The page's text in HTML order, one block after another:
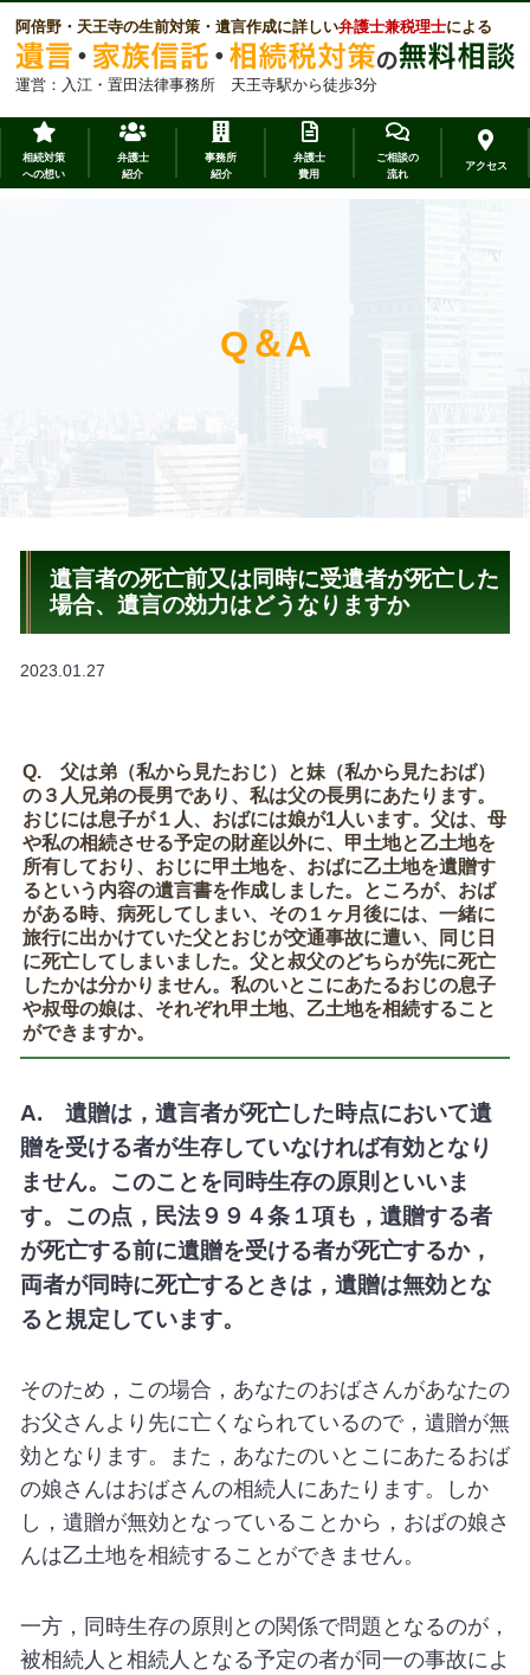
阿倍野・天王寺の生前対策・遺言作成に詳しい弁護士兼税理士による
運営：入江・置田法律事務所 天王寺駅から徒歩3分
相続対策
への想い
弁護士
紹介
事務所
紹介
弁護士
費用
ご相談の
流れ
アクセス
Q＆A
遺言者の死亡前又は同時に受遺者が死亡した
場合、遺言の効力はどうなりますか
2023.01.27
Q. 父は弟（私から見たおじ）と妹（私から見たおば）
の３人兄弟の長男であり、私は父の長男にあたります。
おじには息子が１人、おばには娘が1人います。父は、母
や私の相続させる予定の財産以外に、甲土地と乙土地を
所有しており、おじに甲土地を、おばに乙土地を遺贈す
るという内容の遺言書を作成しました。ところが、おば
がある時、病死してしまい、その１ヶ月後には、一緒に
旅行に出かけていた父とおじが交通事故に遭い、同じ日
に死亡してしまいました。父と叔父のどちらが先に死亡
したかは分かりません。私のいとこにあたるおじの息子
や叔母の娘は、それぞれ甲土地、乙土地を相続すること
ができますか。
A. 遺贈は，遺言者が死亡した時点において遺
贈を受ける者が生存していなければ有効となり
ません。このことを同時生存の原則といいま
す。この点，民法９９４条１項も，遺贈する者
が死亡する前に遺贈を受ける者が死亡するか，
両者が同時に死亡するときは，遺贈は無効とな
ると規定しています。
そのため，この場合，あなたのおばさんがあなたの
お父さんより先に亡くなられているので，遺贈が無
効となります。また，あなたのいとこにあたるおば
の娘さんはおばさんの相続人にあたります。しか
し，遺贈が無効となっていることから，おばの娘さ
んは乙土地を相続することができません。
一方，同時生存の原則との関係で問題となるのが，
被相続人と相続人となる予定の者が同一の事故によ